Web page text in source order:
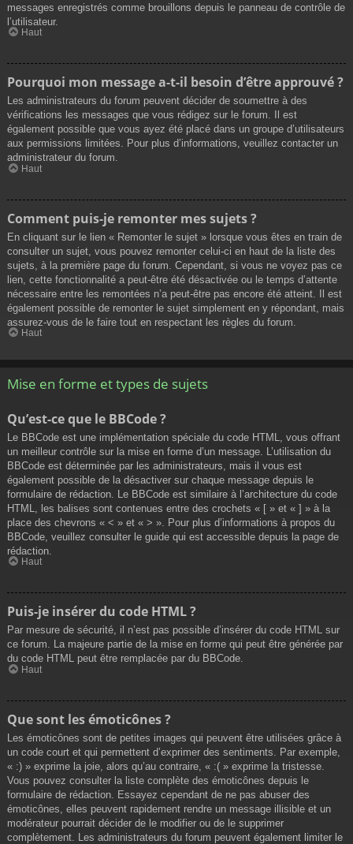
messages enregistrés comme brouillons depuis le panneau de contrôle de
l’utilisateur.
Haut
Pourquoi mon message a-t-il besoin d’être approuvé ?
Les administrateurs du forum peuvent décider de soumettre à des
vérifications les messages que vous rédigez sur le forum. Il est
également possible que vous ayez été placé dans un groupe d’utilisateurs
aux permissions limitées. Pour plus d’informations, veuillez contacter un
administrateur du forum.
Haut
Comment puis-je remonter mes sujets ?
En cliquant sur le lien « Remonter le sujet » lorsque vous êtes en train de
consulter un sujet, vous pouvez remonter celui-ci en haut de la liste des
sujets, à la première page du forum. Cependant, si vous ne voyez pas ce
lien, cette fonctionnalité a peut-être été désactivée ou le temps d’attente
nécessaire entre les remontées n’a peut-être pas encore été atteint. Il est
également possible de remonter le sujet simplement en y répondant, mais
assurez-vous de le faire tout en respectant les règles du forum.
Haut
Mise en forme et types de sujets
Qu’est-ce que le BBCode ?
Le BBCode est une implémentation spéciale du code HTML, vous offrant
un meilleur contrôle sur la mise en forme d’un message. L’utilisation du
BBCode est déterminée par les administrateurs, mais il vous est
également possible de la désactiver sur chaque message depuis le
formulaire de rédaction. Le BBCode est similaire à l’architecture du code
HTML, les balises sont contenues entre des crochets « [ » et « ] » à la
place des chevrons « < » et « > ». Pour plus d’informations à propos du
BBCode, veuillez consulter le guide qui est accessible depuis la page de
rédaction.
Haut
Puis-je insérer du code HTML ?
Par mesure de sécurité, il n’est pas possible d’insérer du code HTML sur
ce forum. La majeure partie de la mise en forme qui peut être générée par
du code HTML peut être remplacée par du BBCode.
Haut
Que sont les émoticônes ?
Les émoticônes sont de petites images qui peuvent être utilisées grâce à
un code court et qui permettent d’exprimer des sentiments. Par exemple,
« :) » exprime la joie, alors qu’au contraire, « :( » exprime la tristesse.
Vous pouvez consulter la liste complète des émoticônes depuis le
formulaire de rédaction. Essayez cependant de ne pas abuser des
émoticônes, elles peuvent rapidement rendre un message illisible et un
modérateur pourrait décider de le modifier ou de le supprimer
complètement. Les administrateurs du forum peuvent également limiter le